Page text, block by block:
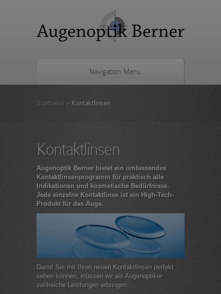
Navigation Menu
Startseite » Kontaktlinsen
Kontaktlinsen
Augenoptik Berner bietet ein umfassendes
Kontaktlinsenprogramm für praktisch alle
Indikationen und kosmetische Bedürfnisse.
Jede einzelne Kontaktlinse ist ein High-Tech-
Produkt für das Auge.
Damit Sie mit Ihren neuen Kontaktlinsen perfekt
sehen können, müssen wir als Augenoptiker
zahlreiche Leistungen erbringen: